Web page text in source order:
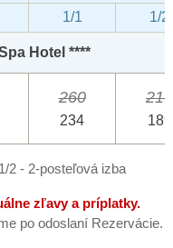
1/1 1/2
Hotel ****
260
234
210
189
2 - 2-posteľová izba
zľavy a príplatky.
po odoslaní Rezervácie.